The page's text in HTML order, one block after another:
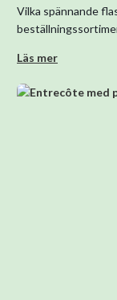
Vilka spännande
Läs mer